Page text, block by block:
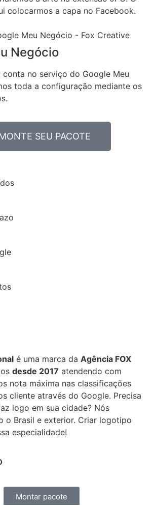
colocarmos a capa no Facebook.
Negócio
conta no serviço do Google Meu
toda a configuração mediante os
SEU PACOTE
é uma marca da Agência FOX
desde 2017 atendendo com
nota máxima nas classificações
cliente através do Google. Precisa
logo em sua cidade? Nós
o Brasil e exterior. Criar logotipo
especialidade!
Montar pacote